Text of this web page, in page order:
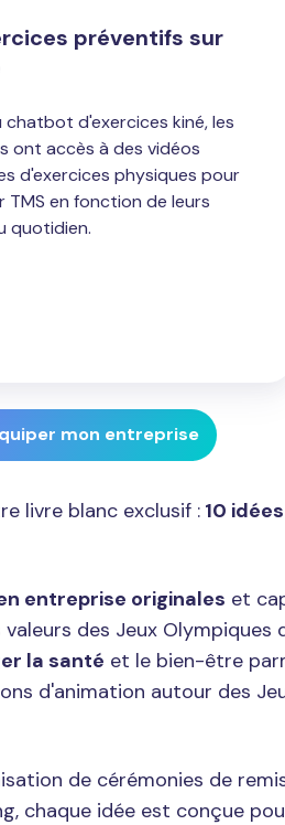
préventifs sur
chatbot d'exercices kiné, les
ont accès à des vidéos
d'exercices physiques pour
TMS en fonction de leurs
quotidien.
mon entreprise
livre blanc exclusif : 10
entreprise originales et
des Jeux
la santé et le bien-être
d'animation autour des
de cérémonies de
chaque idée est conçue